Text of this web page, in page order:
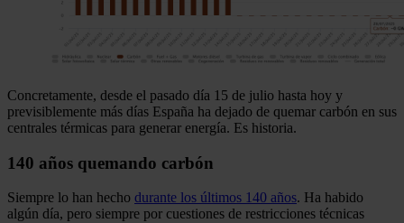
Concretamente, desde el pasado día 15 de julio hasta hoy y
previsiblemente más días España ha dejado de quemar carbón en sus
centrales térmicas para generar energía. Es historia.
140 años quemando carbón
Siempre lo han hecho durante los últimos 140 años. Ha habido
algún día, pero siempre por cuestiones de restricciones técnicas